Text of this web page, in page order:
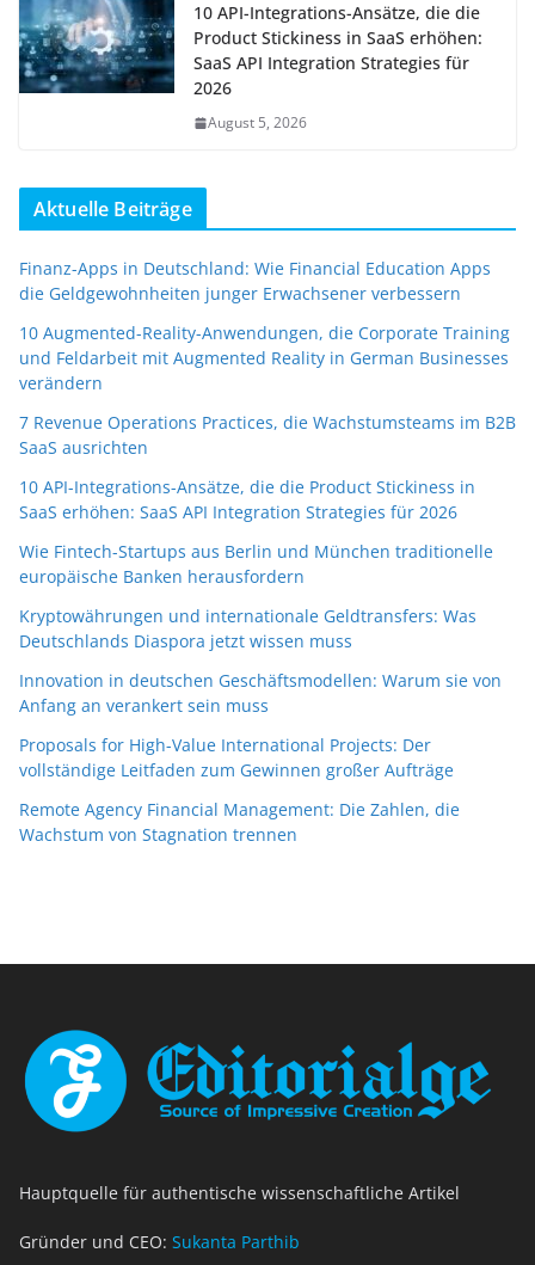
10 API-Integrations-Ansätze, die die
Product Stickiness in SaaS erhöhen:
SaaS API Integration Strategies für
2026
August 5, 2026
Aktuelle Beiträge
Finanz-Apps in Deutschland: Wie Financial Education Apps
die Geldgewohnheiten junger Erwachsener verbessern
10 Augmented-Reality-Anwendungen, die Corporate Training
und Feldarbeit mit Augmented Reality in German Businesses
verändern
7 Revenue Operations Practices, die Wachstumsteams im B2B
SaaS ausrichten
10 API-Integrations-Ansätze, die die Product Stickiness in
SaaS erhöhen: SaaS API Integration Strategies für 2026
Wie Fintech-Startups aus Berlin und München traditionelle
europäische Banken herausfordern
Kryptowährungen und internationale Geldtransfers: Was
Deutschlands Diaspora jetzt wissen muss
Innovation in deutschen Geschäftsmodellen: Warum sie von
Anfang an verankert sein muss
Proposals for High-Value International Projects: Der
vollständige Leitfaden zum Gewinnen großer Aufträge
Remote Agency Financial Management: Die Zahlen, die
Wachstum von Stagnation trennen
Hauptquelle für authentische wissenschaftliche Artikel
Gründer und CEO: Sukanta Parthib